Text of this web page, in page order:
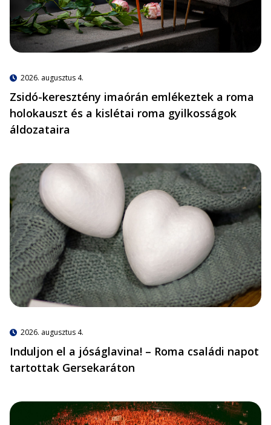
2026. augusztus 4.
Zsidó-keresztény imaórán emlékeztek a roma
holokauszt és a kislétai roma gyilkosságok
áldozataira
2026. augusztus 4.
Induljon el a jóságlavina! – Roma családi napot
tartottak Gersekaráton